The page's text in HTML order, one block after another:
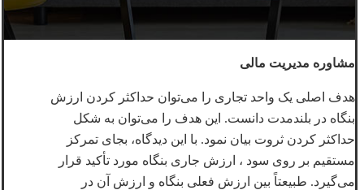
مشاوره مدیریت مالی
هدف اصلی یک واحد تجاری را می‌توان حداکثر کردن ارزش
بنگاه در بلندمدت دانست. این هدف را می‌توان به شکل
حداکثر کردن ثروت بیان نمود. با این دیدگاه، بجای تمرکز
مستقیم بر روی سود ، ارزش جاری بنگاه مورد تأکید قرار
می‌گیرد. طبیعتاً بین ارزش فعلی بنگاه و ارزش آن در